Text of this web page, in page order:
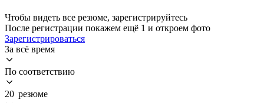
Чтобы видеть все резюме, зарегистрируйтесь
После регистрации покажем ещё 1 и откроем фото
Зарегистрироваться
За всё время
По соответствию
20 резюме